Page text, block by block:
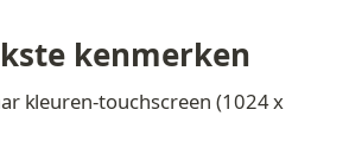
kenmerken
kleuren-touchscreen (1024 x